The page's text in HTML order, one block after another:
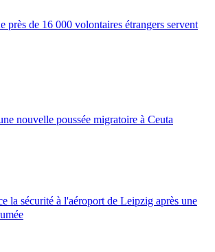
près de 16 000 volontaires étrangers servent
nouvelle poussée migratoire à Ceuta
la sécurité à l'aéroport de Leipzig après une